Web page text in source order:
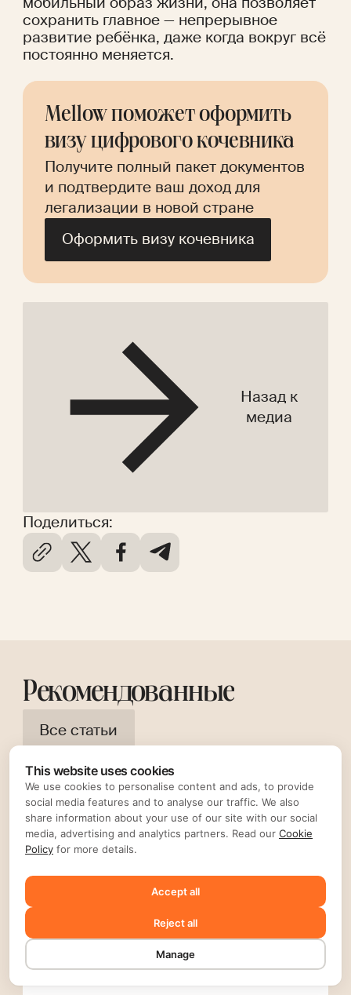
Поделиться:
сохранить главное — непрерывное
развитие ребёнка, даже когда вокруг всё
постоянно меняется.
Mellow поможет оформить
визу цифрового кочевника
Получите полный пакет документов
и подтвердите ваш доход для
легализации в новой стране
Оформить визу кочевника
Назад к
медиа
Рекомендованные
Все статьи
This website uses cookies
We use cookies to personalise content and ads, to provide
social media features and to analyse our traffic. We also
share information about your use of our site with our social
media, advertising and analytics partners. Read our Cookie
Policy for more details.
Accept all
Reject all
Manage